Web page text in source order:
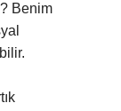
Benim